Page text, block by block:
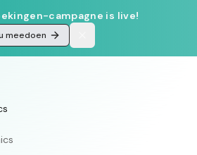
campagne is live!
meedoen